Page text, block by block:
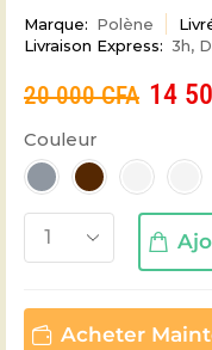
Marque: Polène
Livraison Express: 3h,
20 000CFA 14
Couleur
Acheter